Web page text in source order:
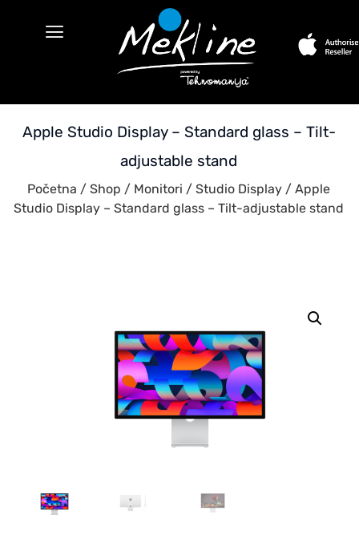
Apple Studio Display – Standard glass – Tilt-
adjustable stand
Početna / Shop / Monitori / Studio Display / Apple
Studio Display – Standard glass – Tilt-adjustable stand